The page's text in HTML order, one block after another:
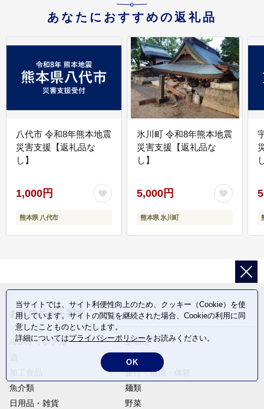
あなたにおすすめの返礼品
八代市 令和8年熊本地震
災害支援【返礼品な
し】
1,000円
熊本県 八代市
氷川町 令和8年熊本地震
災害支援【返礼品な
し】
5,000円
熊本県 氷川町
お礼の品から探す
ANAオリジナル
定期便
肉類
旅行・宿泊・体験
魚介類
麺類
日用品・雑貨
野菜
当サイトでは、サイト利便性向上のため、クッキー（Cookie）を使
用しています。サイトの閲覧を継続された場合、Cookieの利用に同
意したことものといたします。
詳細についてはプライバシーポリシーをお読みください。
OK